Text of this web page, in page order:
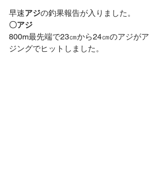
早速アジの釣果報告が入りました。
〇アジ
800m最先端で23㎝から24㎝のアジがア
ジングでヒットしました。